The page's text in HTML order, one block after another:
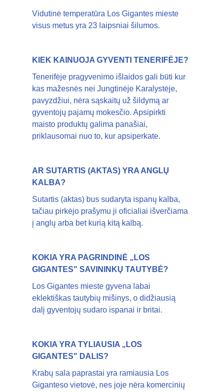
Vidutinė temperatūra Los Gigantes mieste
visus metus yra 23 laipsniai šilumos.
KIEK KAINUOJA GYVENTI TENERIFĖJE?
Tenerifėje pragyvenimo išlaidos gali būti kur
kas mažesnės nei Jungtinėje Karalystėje,
pavyzdžiui, nėra sąskaitų už šildymą ar
gyventojų pajamų mokesčio. Apsipirkti
maisto produktų galima panašiai,
priklausomai nuo to, kur apsiperkate.
AR SUTARTIS (AKTAS) YRA ANGLŲ
KALBA?
Sutartis (aktas) bus sudaryta ispanų kalba,
tačiau pirkėjo prašymu ji oficialiai išverčiama
į anglų arba bet kurią kitą kalbą.
KOKIA YRA PAGRINDINĖ „LOS
GIGANTES" SAVININKŲ TAUTYBĖ?
Los Gigantes mieste gyvena labai
eklektiškas tautybių mišinys, o didžiausią
dalį gyventojų sudaro ispanai ir britai.
KOKIA YRA TYLIAUSIA „LOS
GIGANTES" DALIS?
Krabų sala paprastai yra ramiausia Los
Giganteso vietovė, nes joje nėra komercinių